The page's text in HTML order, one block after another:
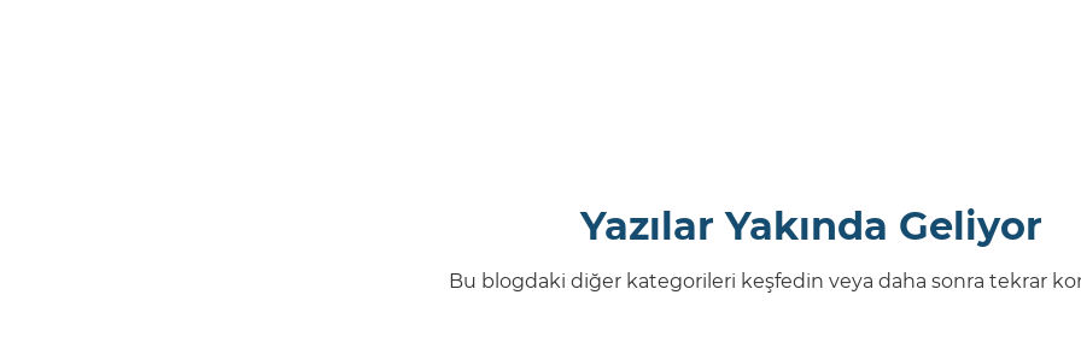
Yazılar Yakında Geliyor
Bu blogdaki diğer kategorileri keşfedin veya daha sonra tekrar